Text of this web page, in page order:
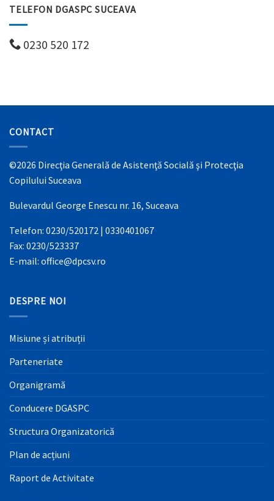
TELEFON DGASPC SUCEAVA
0230 520 172
CONTACT
©2026 Direcţia Generală de Asistenţă Socială şi Protecţia
Copilului Suceava
Bulevardul George Enescu nr. 16, Suceava
Telefon: 0230/520172 | 0330401067
Fax: 0230/523337
E-mail: office@dpcsv.ro
DESPRE NOI
Misiune și atribuții
Parteneriate
Organigramă
Conducere DGASPC
Structura Organizatorică
Plan de acțiuni
Raport de Activitate